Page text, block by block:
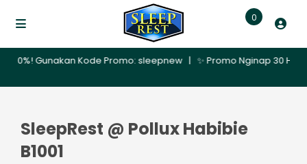
Kode Promo: sleepnew | ✨ Promo Nginap 30 Hari –
0
SleepRest @ Pollux Habibie
B1001